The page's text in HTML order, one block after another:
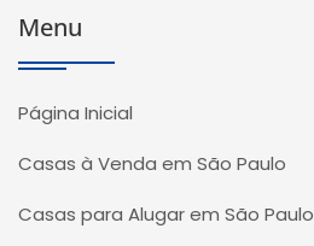
Menu
Página Inicial
Casas à Venda em São Paulo
Casas para Alugar em São Paulo